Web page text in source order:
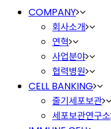
COMPANY
회사소개
연혁
사업분야
협력병원
CELL BANKING
줄기세포보관
세포보관연구소